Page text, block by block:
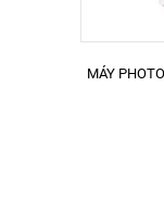
MÁY